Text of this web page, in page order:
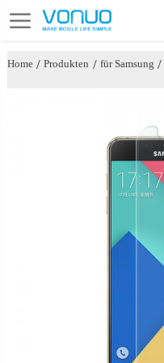
Home / Produkten / für Samsung /